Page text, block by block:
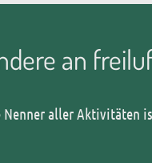
an
Nenner aller Aktivitäten